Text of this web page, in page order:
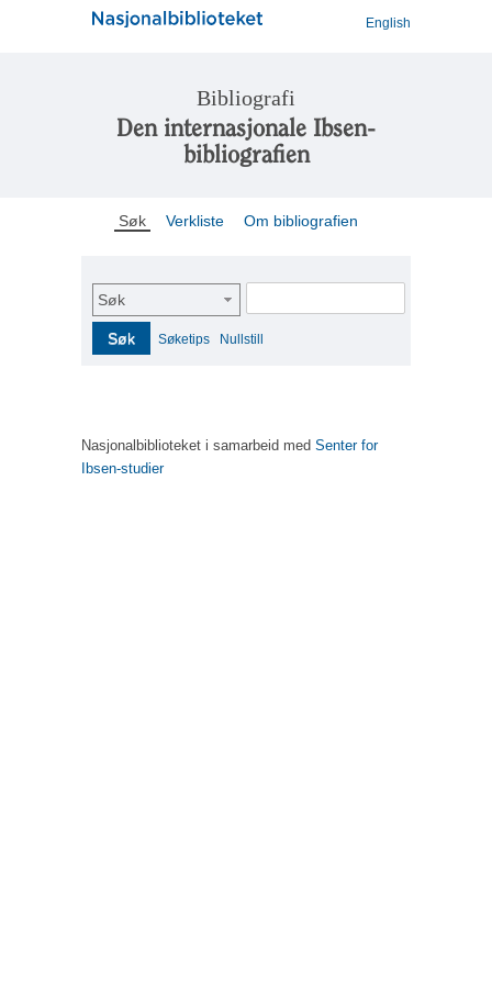
English
Bibliografi
Den internasjonale Ibsen-
bibliografien
Søk Verkliste Om bibliografien
Søk
Søk Søketips Nullstill
Nasjonalbiblioteket i samarbeid med Senter for
Ibsen-studier